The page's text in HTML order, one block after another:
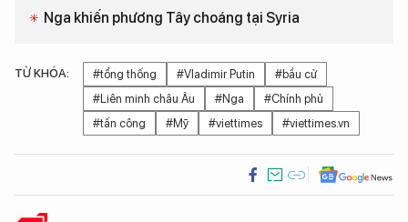
Nga khiến phương Tây choáng tại Syria
TỪ KHÓA: #tổng thống #Vladimir Putin
#bầu cử
#Liên minh châu Âu
#Nga
#Chính phủ
#tấn công
#Mỹ #viettimes #viettimes.vn